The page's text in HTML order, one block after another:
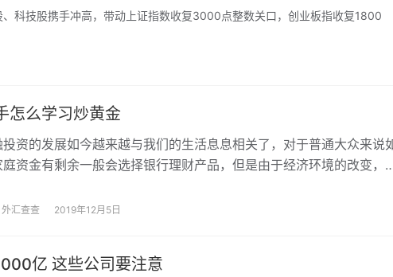
技股携手冲高，带动上证指数收复3000点整数关口，创业板指收复1800
怎么学习炒黄金
投资的发展如今越来越与我们的生活息息相关了，对于普通大众来说
庭资金有剩余一般会选择银行理财产品，但是由于经济环境的改变，
名度比较高，而且大家更加信任，所以炒黄金是一个好选择，那么新
外汇查查 2019年12月5日
亿 这些公司要注意